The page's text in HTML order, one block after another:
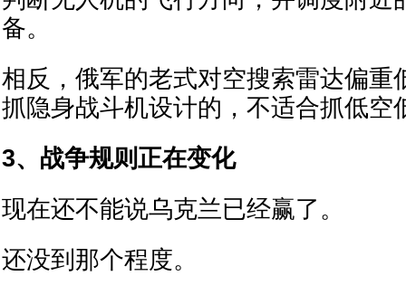
备。
相反，俄军的老式对空搜索雷达偏重
抓隐身战斗机设计的，不适合抓低空
3、战争规则正在变化
现在还不能说乌克兰已经赢了。
还没到那个程度。